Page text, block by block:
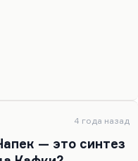
Чапек был
Но больше
«Философскую
«Метеор». Не
По-моему,
сам в свою
Горького «О
4 года назад
— это синтез